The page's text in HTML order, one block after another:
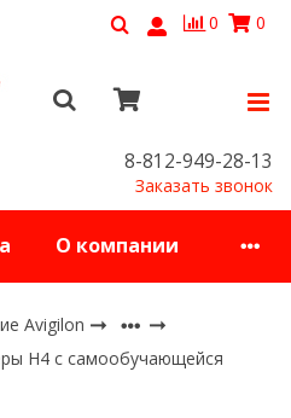
0 0
8-812-949-28-13
Заказать звонок
О компании
Avigilon
H4 с самообучающейся